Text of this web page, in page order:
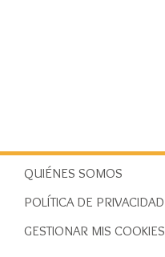
QUIÉNES SOMOS
POLÍTICA DE PRIVACIDAD
GESTIONAR MIS COOKIES